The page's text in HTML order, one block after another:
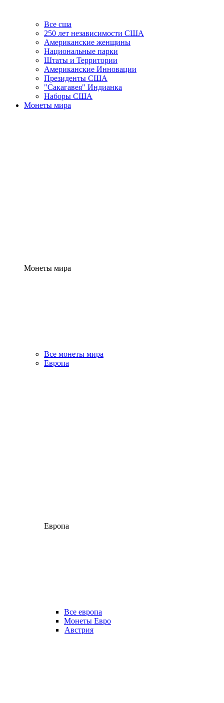
Все сша
250 лет независимости США
Американские женщины
Национальные парки
Штаты и Территории
Американские Инновации
Президенты США
"Сакагавея" Индианка
Наборы США
Монеты мира
Монеты мира
Все монеты мира
Европа
Европа
Все европа
Монеты Евро
Австрия